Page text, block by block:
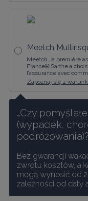
Meetch
Meetch, la première
France® Sarthe a
l’assurance avec
Zapoznaj się z
…Czy
(wypadek,
podróżowania)?
Bez gwarancji
zwrotu kosztów, a
mogą wynosić od
zależności od daty